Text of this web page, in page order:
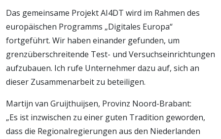
Das gemeinsame Projekt AI4DT wird im Rahmen des
europäischen Programms „Digitales Europa“
fortgeführt. Wir haben einander gefunden, um
grenzüberschreitende Test- und Versuchseinrichtungen
aufzubauen. Ich rufe Unternehmer dazu auf, sich an
dieser Zusammenarbeit zu beteiligen.
Martijn van Gruijthuijsen, Provinz Noord-Brabant:
„Es ist inzwischen zu einer guten Tradition geworden,
dass die Regionalregierungen aus den Niederlanden